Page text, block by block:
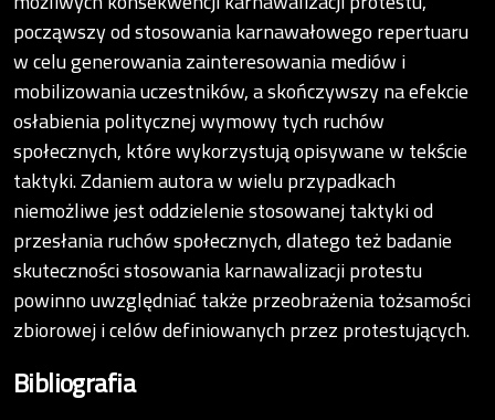
począwszy od stosowania karnawałowego repertuaru
w celu generowania zainteresowania mediów i
mobilizowania uczestników, a skończywszy na efekcie
osłabienia politycznej wymowy tych ruchów
społecznych, które wykorzystują opisywane w tekście
taktyki. Zdaniem autora w wielu przypadkach
niemożliwe jest oddzielenie stosowanej taktyki od
przesłania ruchów społecznych, dlatego też badanie
skuteczności stosowania karnawalizacji protestu
powinno uwzględniać także przeobrażenia tożsamości
zbiorowej i celów definiowanych przez protestujących.
Bibliografia